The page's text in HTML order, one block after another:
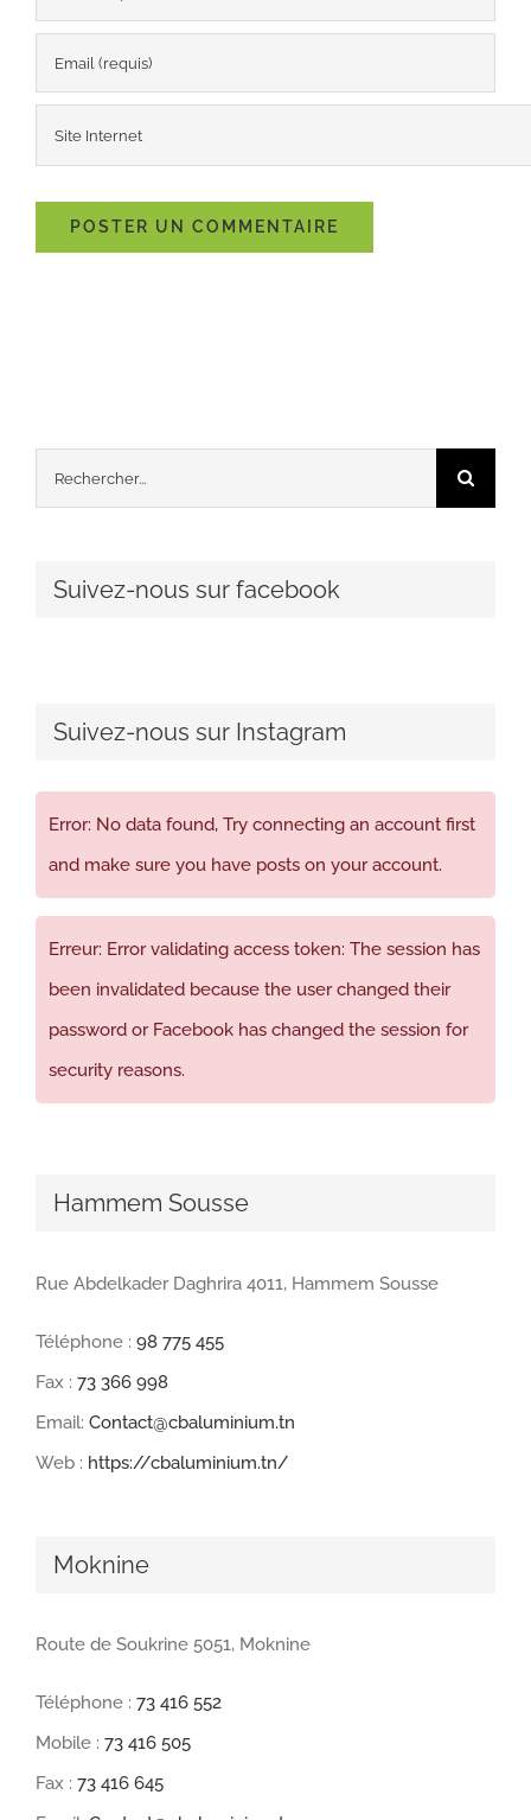
Rechercher:
Suivez-nous sur facebook
Suivez-nous sur Instagram
Error: No data found, Try connecting an account first
and make sure you have posts on your account.
Erreur: Error validating access token: The session has
been invalidated because the user changed their
password or Facebook has changed the session for
security reasons.
Hammem Sousse
Rue Abdelkader Daghrira 4011, Hammem Sousse
Téléphone : 98 775 455
Fax : 73 366 998
Email: Contact@cbaluminium.tn
Web : https://cbaluminium.tn/
Moknine
Route de Soukrine 5051, Moknine
Téléphone : 73 416 552
Mobile : 73 416 505
Fax : 73 416 645